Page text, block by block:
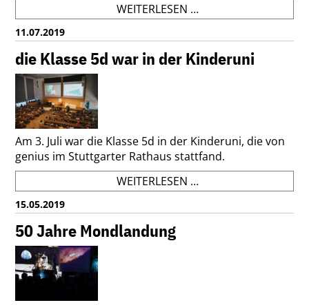
WEITERLESEN …ALEX
UND
MILENA
AUS
DER
KINDERREPORTER
11.07.2019
die Klasse 5d war in der Kinderuni
Am 3. Juli war die Klasse 5d in der Kinderuni, die von
genius im Stuttgarter Rathaus stattfand.
WEITERLESEN …DIE
KLASSE
5D
15.05.2019
50 Jahre Mondlandung